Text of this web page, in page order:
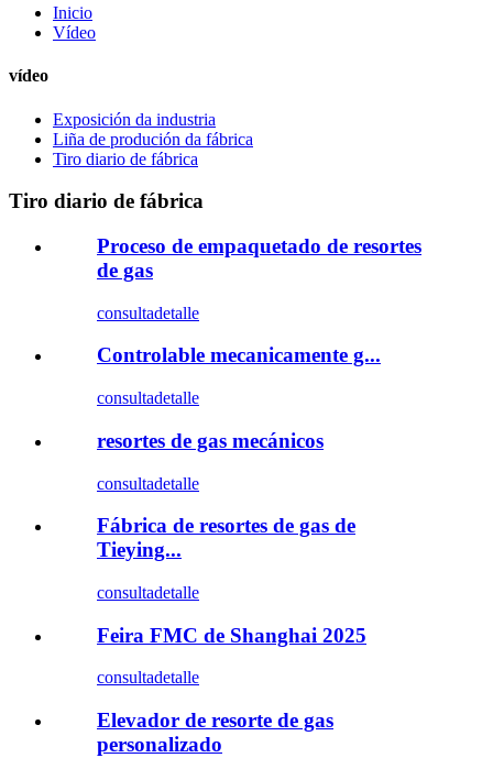
Inicio
Vídeo
vídeo
Exposición da industria
Liña de produción da fábrica
Tiro diario de fábrica
Tiro diario de fábrica
Proceso de empaquetado de resortes
de gas
consultadetalle
Controlable mecanicamente g...
consultadetalle
resortes de gas mecánicos
consultadetalle
Fábrica de resortes de gas de
Tieying...
consultadetalle
Feira FMC de Shanghai 2025
consultadetalle
Elevador de resorte de gas
personalizado